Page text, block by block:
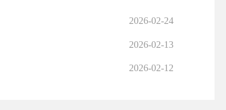
2026-02-24
2026-02-13
2026-02-12